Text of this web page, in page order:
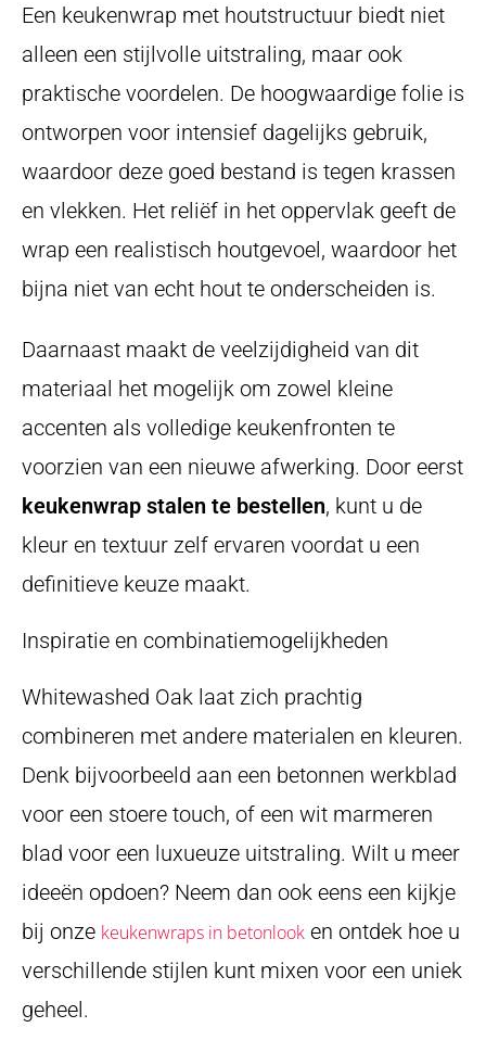
Een keukenwrap met houtstructuur biedt niet
alleen een stijlvolle uitstraling, maar ook
praktische voordelen. De hoogwaardige folie is
ontworpen voor intensief dagelijks gebruik,
waardoor deze goed bestand is tegen krassen
en vlekken. Het reliëf in het oppervlak geeft de
wrap een realistisch houtgevoel, waardoor het
bijna niet van echt hout te onderscheiden is.
Daarnaast maakt de veelzijdigheid van dit
materiaal het mogelijk om zowel kleine
accenten als volledige keukenfronten te
voorzien van een nieuwe afwerking. Door eerst
keukenwrap stalen te bestellen, kunt u de
kleur en textuur zelf ervaren voordat u een
definitieve keuze maakt.
Inspiratie en combinatiemogelijkheden
Whitewashed Oak laat zich prachtig
combineren met andere materialen en kleuren.
Denk bijvoorbeeld aan een betonnen werkblad
voor een stoere touch, of een wit marmeren
blad voor een luxueuze uitstraling. Wilt u meer
ideeën opdoen? Neem dan ook eens een kijkje
bij onze keukenwraps in betonlook en ontdek hoe u
verschillende stijlen kunt mixen voor een uniek
geheel.